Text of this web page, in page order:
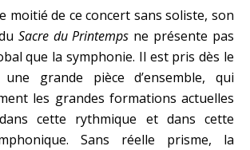
moitié de ce concert sans soliste, son
Sacre du Printemps ne présente pas
que la symphonie. Il est pris dès le
grande pièce d’ensemble, qui
les grandes formations actuelles
cette rythmique et dans cette
Sans réelle prisme, la